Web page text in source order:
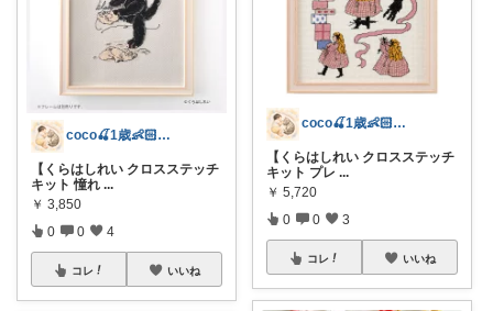
coco🍒1歳👶🏻5歳🐈
【くらはしれい クロスステッチ
キット 憧れ ...
￥ 3,850
0 0 4
コレ いいね
coco🍒1歳👶🏻5歳🐈
【くらはしれい クロスステッチ
キット プレ ...
￥ 5,720
0 0 3
コレ いいね